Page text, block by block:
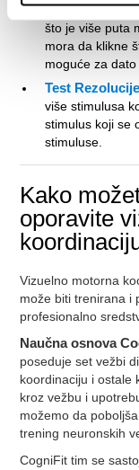
plavi kvadrat i
što je više puta
mora da klikne
moguće za dato
Test
više stimulusa
stimulus koji se
stimuluse.
Kako
oporavite
Vizuelno motorna
može biti trenirana i
profesionalno
Naučna osnova
poseduje set vežbi
koordinaciju i ostale
kroz vežbu i
možemo da
trening neuronskih
CogniFit tim se